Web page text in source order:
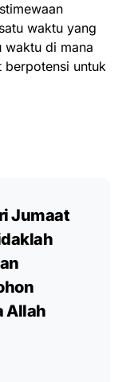
waktu yang
waktu di mana
berpotensi untuk
Jumaat
Allah